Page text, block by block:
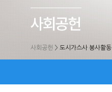
사회공헌 > 도시가스사 봉사활동